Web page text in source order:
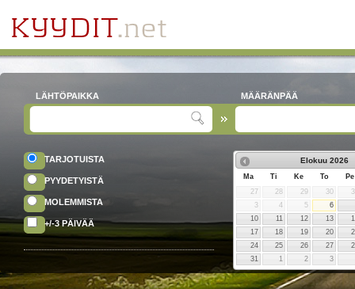
LÄHTÖPAIKKA MÄÄRÄNPÄÄ
TARJOTUISTA
PYYDETYISTÄ
MOLEMMISTA
+/-3 PÄIVÄÄ
Elokuu 2026
Ma Ti Ke To
Pe
27
28 29 30
3
4 5
6
10
11 12 13
17
18 19 20
24
25 26 27
31
1 2 3